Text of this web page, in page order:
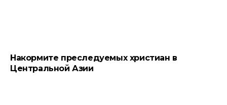
Накормите преследуемых христиан в
Центральной Азии